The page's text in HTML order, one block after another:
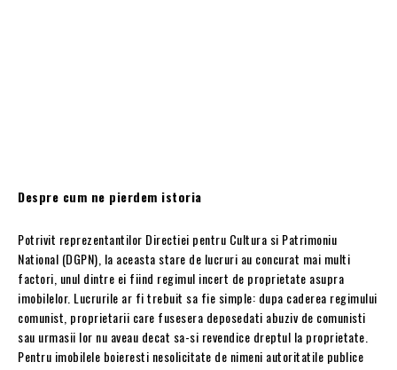
Despre cum ne pierdem istoria
Potrivit reprezentantilor Directiei pentru Cultura si Patrimoniu
National (DGPN), la aceasta stare de lucruri au concurat mai multi
factori, unul dintre ei fiind regimul incert de proprietate asupra
imobilelor. Lucrurile ar fi trebuit sa fie simple: dupa caderea regimului
comunist, proprietarii care fusesera deposedati abuziv de comunisti
sau urmasii lor nu aveau decat sa-si revendice dreptul la proprietate.
Pentru imobilele boieresti nesolicitate de nimeni autoritatile publice